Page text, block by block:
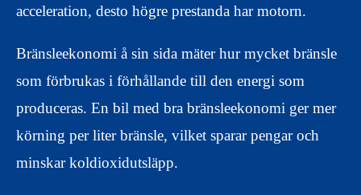
acceleration, desto högre prestanda har motorn.
Bränsleekonomi å sin sida mäter hur mycket bränsle
som förbrukas i förhållande till den energi som
produceras. En bil med bra bränsleekonomi ger mer
körning per liter bränsle, vilket sparar pengar och
minskar koldioxidutsläpp.